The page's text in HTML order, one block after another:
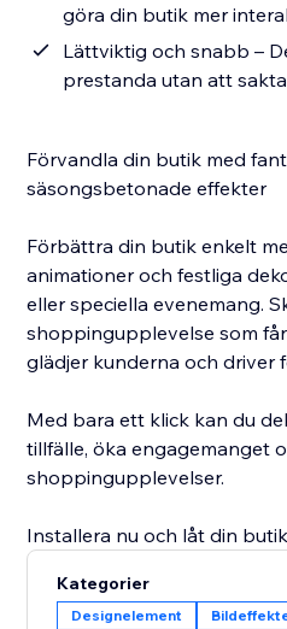
göra din butik mer
Lättviktig och snabb –
prestanda utan att
Förvandla din butik med
säsongsbetonade effekter
Förbättra din butik enkelt
animationer och festliga
eller speciella evenemang.
shoppingupplevelse som
glädjer kunderna och driver
Med bara ett klick kan du
tillfälle, öka engagemanget
shoppingupplevelser.
Installera nu och låt din
Kategorier
Designelement